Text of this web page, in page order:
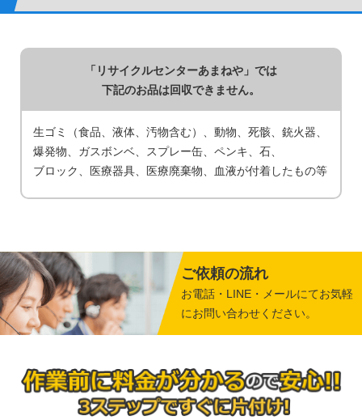
「リサイクルセンターあまねや」では
下記のお品は回収できません。
生ゴミ（食品、液体、汚物含む） 動物 死骸
銃火器
爆発物
ガスボンベ スプレー缶 ペンキ
石
ブロック
医療器具 医療廃棄物 血液が付着したもの等
ご依頼の流れ
お電話・LINE・メールにてお気軽
にお問い合わせください。